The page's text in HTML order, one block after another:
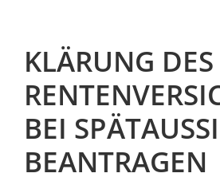
KLÄRUNG DES
BEI
BEANTRAGEN